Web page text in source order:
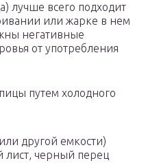
лучше всего подходит
или жарке в нем
негативные
от употребления
путем холодного
другой емкости)
черный перец